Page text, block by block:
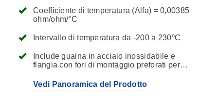
Coefficiente di temperatura (Alfa) = 0,00385
ohm/ohm/°C
Intervallo di temperatura da -200 a 230ºC
Include guaina in acciaio inossidabile e
flangia con fori di montaggio preforati per
Vedi Panoramica del Prodotto